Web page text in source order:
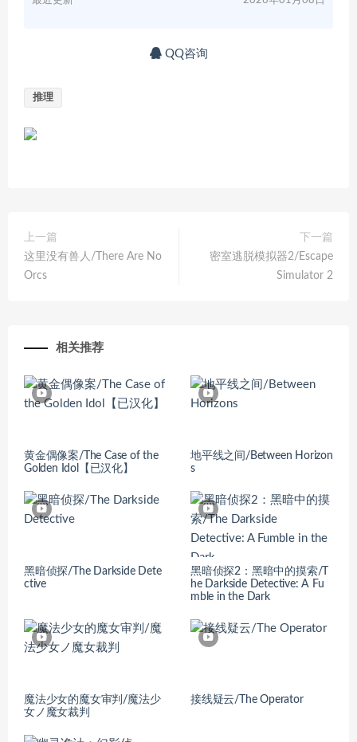
QQ咨询
推理
上一篇
这里没有兽人/There Are No
Orcs
下一篇
密室逃脱模拟器2/Escape
Simulator 2
相关推荐
黄金偶像案/The Case of the
Golden Idol【已汉化】
地平线之间/Between Horizon
s
黑暗侦探/The Darkside Dete
ctive
黑暗侦探2：黑暗中的摸索/T
he Darkside Detective: A Fu
mble in the Dark
魔法少女的魔女审判/魔法少
女ノ魔女裁判
接线疑云/The Operator